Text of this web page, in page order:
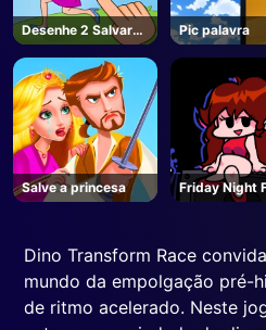
Desenhe 2 Salvar
Puzzle
Pic palavra
Salve a princesa
Friday Night
- Unblocked
Dino Transform Race
mundo da empolgação pré-
de ritmo acelerado. Neste